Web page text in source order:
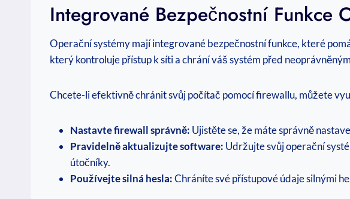
Integrované Bezpečnostní Funkce
Operační systémy mají integrované bezpečnostní funkce, které
který kontroluje přístup k síti a chrání váš systém před
Chcete-li efektivně chránit svůj počítač pomocí firewallu, můžete
Nastavte firewall správně: Ujistěte se, že máte správně
Pravidelně aktualizujte software: Udržujte svůj operační
útočníky.
Používejte silná hesla:Chráníte své přístupové údaje silnými